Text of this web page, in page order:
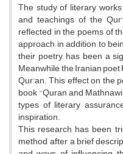
The study of literary
and teachings of the
reflected in the poems of
approach, in addition to
their poetry, has been a
Meanwhile, the Iranian
Qur'an. This effect on the
book "Quran and
types of literary
inspiration.
This research has been
method, after a brief